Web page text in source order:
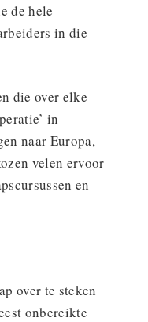
de hele
in die
die over elke
in
naar Europa,
velen ervoor
en
over te steken
onbereikte